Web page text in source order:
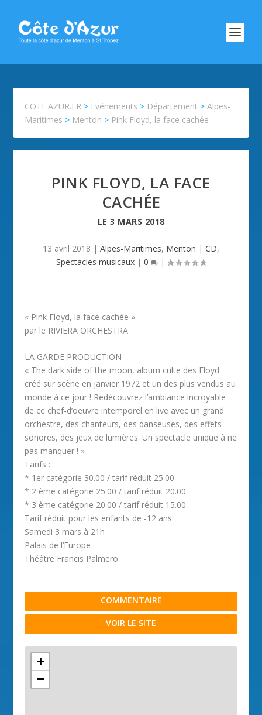
COTE.AZUR.FR > Evénements > Département >Alpes-
Maritimes > Menton > Pink Floyd, la face cachée
PINK FLOYD, LA FACE
CACHÉE
LE 3 MARS 2018
13 avril 2018 | Alpes-Maritimes, Menton | CD,
Spectacles musicaux | 0 |
« Pink Floyd, la face cachée »
par le RIVIERA ORCHESTRA
LA GARDE PRODUCTION
« The dark side of the moon, album culte des Floyd
créé sur scène en janvier 1972 et un des plus vendus au
monde à ce jour ! Redécouvrez l’ambiance incroyable
de ce chef-d’oeuvre intemporel en live avec un grand
orchestre, des chanteurs, des danseuses, des effets
sonores, des jeux de lumières. Un spectacle unique à ne
pas manquer ! »
Tarifs :
* 1er catégorie 30.00 / tarif réduit 25.00
* 2 ème catégorie 25.00 / tarif réduit 20.00
* 3 ème catégorie 20.00 / tarif réduit 15.00 .
Tarif réduit pour les enfants de -12 ans
Samedi 3 mars à 21h
Palais de l’Europe
Théâtre Francis Palmero
COMMENTAIRE
VOIR LE SITE
+
−